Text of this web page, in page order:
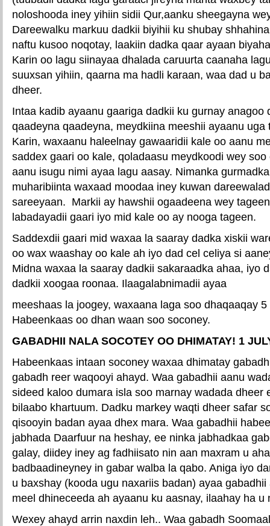
noloshooda iney yihiin sidii Qur,aanku sheegayna
Dareewalku markuu dadkii biyihii ku shubay
naftu kusoo noqotay, laakiin dadka qaar ayaan
Karin oo lagu siinayaa dhalada caruurta caanaha
suuxsan yihiin, qaarna ma hadli karaan, waa dad u
dheer.
Intaa kadib ayaanu gaariga dadkii ku gurnay anagoo
qaadeyna qaadeyna, meydkiina meeshii ayaanu uga
Karin, waxaanu haleelnay gawaaridii kale oo aanu
saddex gaari oo kale, qoladaasu meydkoodi wey
aanu isugu nimi ayaa lagu aasay. Nimanka
muharibiinta waxaad moodaa iney kuwan
sareeyaan. Markii ay hawshii ogaadeena wey
labadayadii gaari iyo mid kale oo ay nooga tageen.
Saddexdii gaari mid waxaa la saaray dadka xiskii
oo wax waashay oo kale ah iyo dad cel celiya si
Midna waxaa la saaray dadkii sakaraadka ahaa, iyo
dadkii xoogaa roonaa. Ilaagalabnimadii ayaa
meeshaas la joogey, waxaana laga soo dhaqaaqay
Habeenkaas oo dhan waan soo soconey.
GABADHII NALA SOCOTEY OO DHIMATAY! 1
Habeenkaas intaan soconey waxaa dhimatay
gabadh reer waqooyi ahayd. Waa gabadhii aanu
sideed kaloo dumara isla soo marnay wadada dheer
bilaabo khartuum. Dadku markey waqti dheer safar
qisooyin badan ayaa dhex mara. Waa gabadhii
jabhada Daarfuur na heshay, ee ninka jabhadkaa
galay, diidey iney ag fadhiisato nin aan maxram u
badbaadineyney in gabar walba la qabo. Aniga iyo
u baxshay (kooda ugu naxariis badan) ayaa
meel dhineceeda ah ayaanu ku aasnay, ilaahay ha u
Wexey ahayd arrin naxdin leh.. Waa gabadh